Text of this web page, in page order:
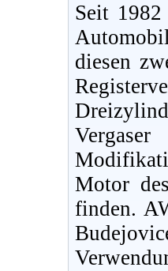
Seit
diesen
Motor
finden.